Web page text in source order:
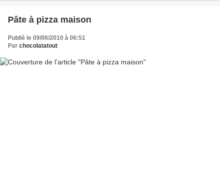
Pâte à pizza maison
Publié le 09/06/2010 à 06:51
Par chocolatatout